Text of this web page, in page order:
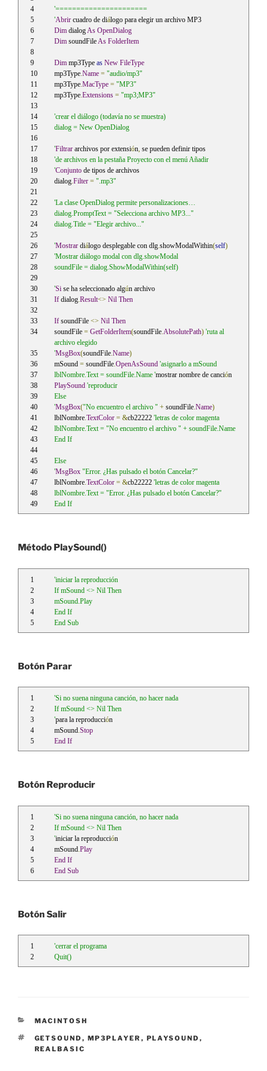
'======================
'Abrir cuadro de diálogo para elegir un archivo MP3
Dim dialog As OpenDialog
Dim soundFile As FolderItem
Dim mp3Type as New FileType
mp3Type.Name = "audio/mp3"
mp3Type.MacType = "MP3"
mp3Type.Extensions = "mp3;MP3"
'crear el diálogo (todavía no se muestra)
dialog = New OpenDialog
'Filtrar archivos por extensión, se pueden definir tipos
'de archivos en la pestaña Proyecto con el menú Añadir
'Conjunto de tipos de archivos
dialog.Filter = ".mp3"
'La clase OpenDialog permite personalizaciones…
dialog.PromptText = "Selecciona archivo MP3..."
dialog.Title = "Elegir archivo..."
'Mostrar diálogo desplegable con dlg.showModalWithin(self)
'Mostrar diálogo modal con dlg.showModal
soundFile = dialog.ShowModalWithin(self)
'Si se ha seleccionado algún archivo
If dialog.Result<> Nil Then
If soundFile <> Nil Then
soundFile = GetFolderItem(soundFile.AbsolutePath) 'ruta al
archivo elegido
'MsgBox(soundFile.Name)
mSound = soundFile.OpenAsSound 'asignarlo a mSound
lblNombre.Text = soundFile.Name 'mostrar nombre de canción
PlaySound 'reproducir
Else
'MsgBox("No encuentro el archivo " + soundFile.Name)
lblNombre.TextColor = &cb22222 'letras de color magenta
lblNombre.Text = "No encuentro el archivo " + soundFile.Name
End If
Else
'MsgBox "Error. ¿Has pulsado el botón Cancelar?"
lblNombre.TextColor = &cb22222 'letras de color magenta
lblNombre.Text = "Error. ¿Has pulsado el botón Cancelar?"
End If
Método PlaySound()
'iniciar la reproducción
If mSound <> Nil Then
mSound.Play
End If
End Sub
Botón Parar
'Si no suena ninguna canción, no hacer nada
If mSound <> Nil Then
'para la reproducción
mSound.Stop
End If
Botón Reproducir
'Si no suena ninguna canción, no hacer nada
If mSound <> Nil Then
'iniciar la reproducción
mSound.Play
End If
End Sub
Botón Salir
'cerrar el programa
Quit()
CATEGORÍAS
MACINTOSH
ETIQUETAS
GETSOUND , MP3PLAYER , PLAYSOUND ,
REALBASIC